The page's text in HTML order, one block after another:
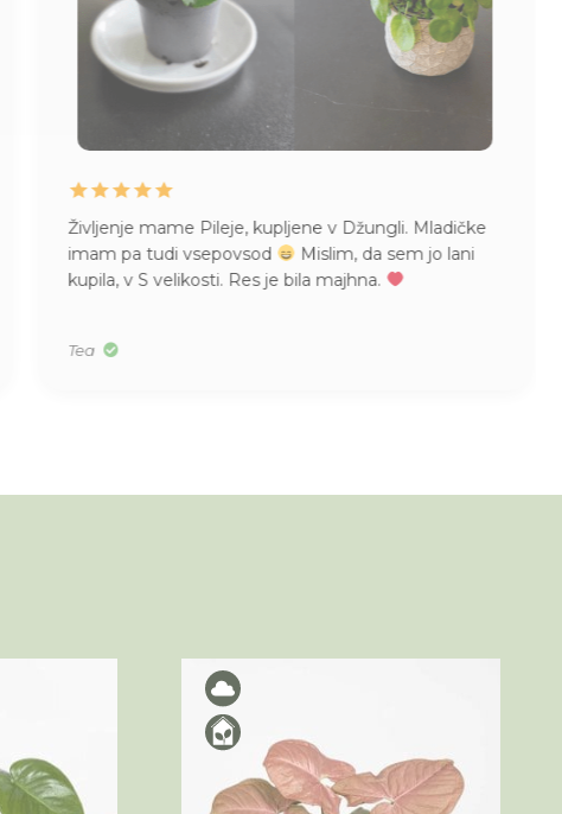
Življenje mame Pileje, kupljene v Džungli. Mladičke
imam pa tudi vsepovsod
Mislim, da sem jo lani
kupila, v S velikosti. Res je bila majhna.
Tea